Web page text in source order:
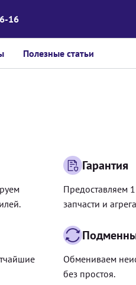
16
Полезные статьи
Гарантия
Предоставляем
запчасти и
Обмениваем
без простоя.